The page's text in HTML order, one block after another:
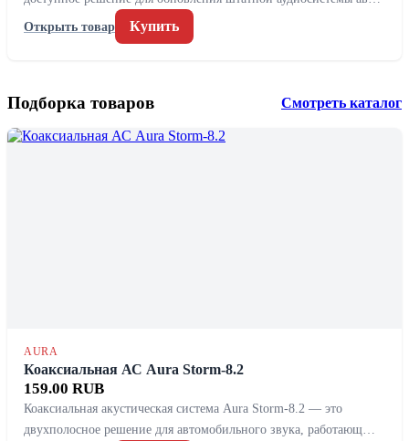
Открыть товар
Купить
Подборка товаров Смотреть каталог
AURA
Коаксиальная АС Aura Storm-8.2
159.00 RUB
Коаксиальная акустическая система Aura Storm-8.2 — это
двухполосное решение для автомобильного звука, работающ…